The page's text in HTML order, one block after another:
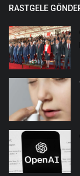
RASTGELE